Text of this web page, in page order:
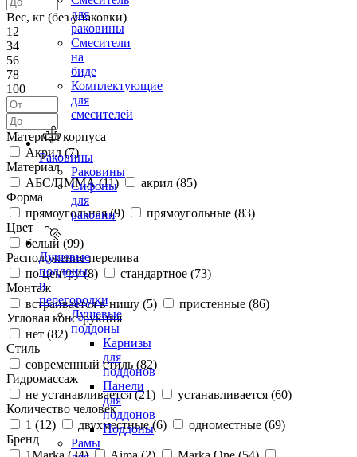
для
раковины
Смесители
на
биде
Комплектующие
для
смесителей
Раковины
Раковины
Сифоны
для
раковин
Душевые
поддоны
и
перегородки
Душевые
поддоны
Карнизы
для
поддонов
Панели
для
поддонов
Поддоны
Рамы
Вес, кг (без упаковки)
12
34
56
78
100
Материал корпуса
Акрил (7)
Материал
АБС/ПММА (11) акрил (85)
Форма
прямоугольная (9) прямоугольные (83)
Цвет
белый (99)
Расположение перелива
по центру (8) стандартное (73)
Монтаж
встраивается в нишу (5) пристенные (86)
Угловая конструкция
нет (82)
Стиль
современный стиль (82)
Гидромассаж
не устанавливается (21) устанавливается (60)
Количество человек
1 (12) двухместные (6) одноместные (69)
Бренд